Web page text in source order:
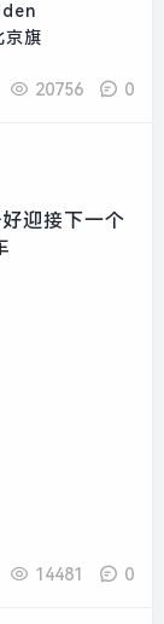
20756 0
迎接下一个
14481 0